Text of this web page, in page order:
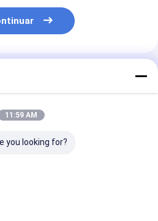
11:59 AM
you looking for?